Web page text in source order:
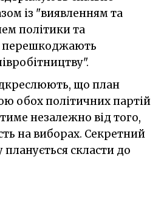
із "виявленням та
політики та
перешкоджають
що план
обох політичних партій
незалежно від того,
на виборах. Секретний
скласти до